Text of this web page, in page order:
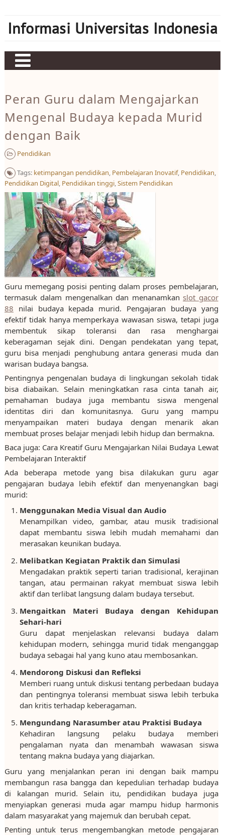
content
Informasi Universitas Indonesia
Judi bola
Sbobet
Mahjong Ways 2
Server Kamboja
Server Thailand
bonus new member
Peran Guru dalam Mengajarkan
Mengenal Budaya kepada Murid
dengan Baik
Pendidikan
Tags: ketimpangan pendidikan, Pembelajaran Inovatif, Pendidikan,
Pendidikan Digital, Pendidikan tinggi,Sistem Pendidikan
Guru memegang posisi penting dalam proses pembelajaran,
termasuk dalam mengenalkan dan menanamkan slot gacor
88 nilai budaya kepada murid. Pengajaran budaya yang
efektif tidak hanya memperkaya wawasan siswa, tetapi juga
membentuk sikap toleransi dan rasa menghargai
keberagaman sejak dini. Dengan pendekatan yang tepat,
guru bisa menjadi penghubung antara generasi muda dan
warisan budaya bangsa.
Pentingnya pengenalan budaya di lingkungan sekolah tidak
bisa diabaikan. Selain meningkatkan rasa cinta tanah air,
pemahaman budaya juga membantu siswa mengenal
identitas diri dan komunitasnya. Guru yang mampu
menyampaikan materi budaya dengan menarik akan
membuat proses belajar menjadi lebih hidup dan bermakna.
Baca juga: Cara Kreatif Guru Mengajarkan Nilai Budaya Lewat
Pembelajaran Interaktif
Ada beberapa metode yang bisa dilakukan guru agar
pengajaran budaya lebih efektif dan menyenangkan bagi
murid:
Menggunakan Media Visual dan Audio
Menampilkan video, gambar, atau musik tradisional
dapat membantu siswa lebih mudah memahami dan
merasakan keunikan budaya.
Melibatkan Kegiatan Praktik dan Simulasi
Mengadakan praktik seperti tarian tradisional, kerajinan
tangan, atau permainan rakyat membuat siswa lebih
aktif dan terlibat langsung dalam budaya tersebut.
Mengaitkan Materi Budaya dengan Kehidupan
Sehari-hari
Guru dapat menjelaskan relevansi budaya dalam
kehidupan modern, sehingga murid tidak menganggap
budaya sebagai hal yang kuno atau membosankan.
Mendorong Diskusi dan Refleksi
Memberi ruang untuk diskusi tentang perbedaan budaya
dan pentingnya toleransi membuat siswa lebih terbuka
dan kritis terhadap keberagaman.
Mengundang Narasumber atau Praktisi Budaya
Kehadiran langsung pelaku budaya memberi
pengalaman nyata dan menambah wawasan siswa
tentang makna budaya yang diajarkan.
Guru yang menjalankan peran ini dengan baik mampu
membangun rasa bangga dan kepedulian terhadap budaya
di kalangan murid. Selain itu, pendidikan budaya juga
menyiapkan generasi muda agar mampu hidup harmonis
dalam masyarakat yang majemuk dan berubah cepat.
Penting untuk terus mengembangkan metode pengajaran